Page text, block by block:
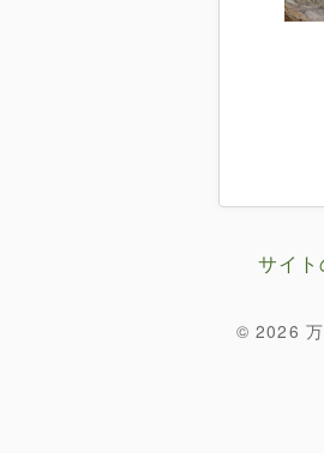
サイ
© 2026 万